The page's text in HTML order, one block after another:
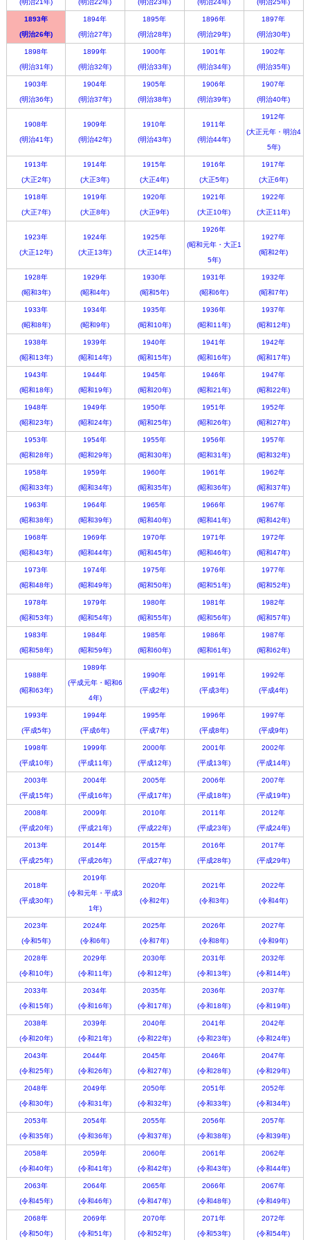
(明治21年) (明治22年) (明治23年) (明治24年) (明治25年)
1893年
(明治26年)
1894年
(明治27年)
1895年
(明治28年)
1896年
(明治29年)
1897年
(明治30年)
1898年
(明治31年)
1899年
(明治32年)
1900年
(明治33年)
1901年
(明治34年)
1902年
(明治35年)
1903年
(明治36年)
1904年
(明治37年)
1905年
(明治38年)
1906年
(明治39年)
1907年
(明治40年)
1908年
(明治41年)
1909年
(明治42年)
1910年
(明治43年)
1911年
(明治44年)
1912年
(大正元年・明治4
5年)
1913年
(大正2年)
1914年
(大正3年)
1915年
(大正4年)
1916年
(大正5年)
1917年
(大正6年)
1918年
(大正7年)
1919年
(大正8年)
1920年
(大正9年)
1921年
(大正10年)
1922年
(大正11年)
1923年
(大正12年)
1924年
(大正13年)
1925年
(大正14年)
1926年
(昭和元年・大正1
5年)
1927年
(昭和2年)
1928年
(昭和3年)
1929年
(昭和4年)
1930年
(昭和5年)
1931年
(昭和6年)
1932年
(昭和7年)
1933年
(昭和8年)
1934年
(昭和9年)
1935年
(昭和10年)
1936年
(昭和11年)
1937年
(昭和12年)
1938年
(昭和13年)
1939年
(昭和14年)
1940年
(昭和15年)
1941年
(昭和16年)
1942年
(昭和17年)
1943年
(昭和18年)
1944年
(昭和19年)
1945年
(昭和20年)
1946年
(昭和21年)
1947年
(昭和22年)
1948年
(昭和23年)
1949年
(昭和24年)
1950年
(昭和25年)
1951年
(昭和26年)
1952年
(昭和27年)
1953年
(昭和28年)
1954年
(昭和29年)
1955年
(昭和30年)
1956年
(昭和31年)
1957年
(昭和32年)
1958年
(昭和33年)
1959年
(昭和34年)
1960年
(昭和35年)
1961年
(昭和36年)
1962年
(昭和37年)
1963年
(昭和38年)
1964年
(昭和39年)
1965年
(昭和40年)
1966年
(昭和41年)
1967年
(昭和42年)
1968年
(昭和43年)
1969年
(昭和44年)
1970年
(昭和45年)
1971年
(昭和46年)
1972年
(昭和47年)
1973年
(昭和48年)
1974年
(昭和49年)
1975年
(昭和50年)
1976年
(昭和51年)
1977年
(昭和52年)
1978年
(昭和53年)
1979年
(昭和54年)
1980年
(昭和55年)
1981年
(昭和56年)
1982年
(昭和57年)
1983年
(昭和58年)
1984年
(昭和59年)
1985年
(昭和60年)
1986年
(昭和61年)
1987年
(昭和62年)
1988年
(昭和63年)
1989年
(平成元年・昭和6
4年)
1990年
(平成2年)
1991年
(平成3年)
1992年
(平成4年)
1993年
(平成5年)
1994年
(平成6年)
1995年
(平成7年)
1996年
(平成8年)
1997年
(平成9年)
1998年
(平成10年)
1999年
(平成11年)
2000年
(平成12年)
2001年
(平成13年)
2002年
(平成14年)
2003年
(平成15年)
2004年
(平成16年)
2005年
(平成17年)
2006年
(平成18年)
2007年
(平成19年)
2008年
(平成20年)
2009年
(平成21年)
2010年
(平成22年)
2011年
(平成23年)
2012年
(平成24年)
2013年
(平成25年)
2014年
(平成26年)
2015年
(平成27年)
2016年
(平成28年)
2017年
(平成29年)
2018年
(平成30年)
2019年
(令和元年・平成3
1年)
2020年
(令和2年)
2021年
(令和3年)
2022年
(令和4年)
2023年
(令和5年)
2024年
(令和6年)
2025年
(令和7年)
2026年
(令和8年)
2027年
(令和9年)
2028年
(令和10年)
2029年
(令和11年)
2030年
(令和12年)
2031年
(令和13年)
2032年
(令和14年)
2033年
(令和15年)
2034年
(令和16年)
2035年
(令和17年)
2036年
(令和18年)
2037年
(令和19年)
2038年
(令和20年)
2039年
(令和21年)
2040年
(令和22年)
2041年
(令和23年)
2042年
(令和24年)
2043年
(令和25年)
2044年
(令和26年)
2045年
(令和27年)
2046年
(令和28年)
2047年
(令和29年)
2048年
(令和30年)
2049年
(令和31年)
2050年
(令和32年)
2051年
(令和33年)
2052年
(令和34年)
2053年
(令和35年)
2054年
(令和36年)
2055年
(令和37年)
2056年
(令和38年)
2057年
(令和39年)
2058年
(令和40年)
2059年
(令和41年)
2060年
(令和42年)
2061年
(令和43年)
2062年
(令和44年)
2063年
(令和45年)
2064年
(令和46年)
2065年
(令和47年)
2066年
(令和48年)
2067年
(令和49年)
2068年
(令和50年)
2069年
(令和51年)
2070年
(令和52年)
2071年
(令和53年)
2072年
(令和54年)